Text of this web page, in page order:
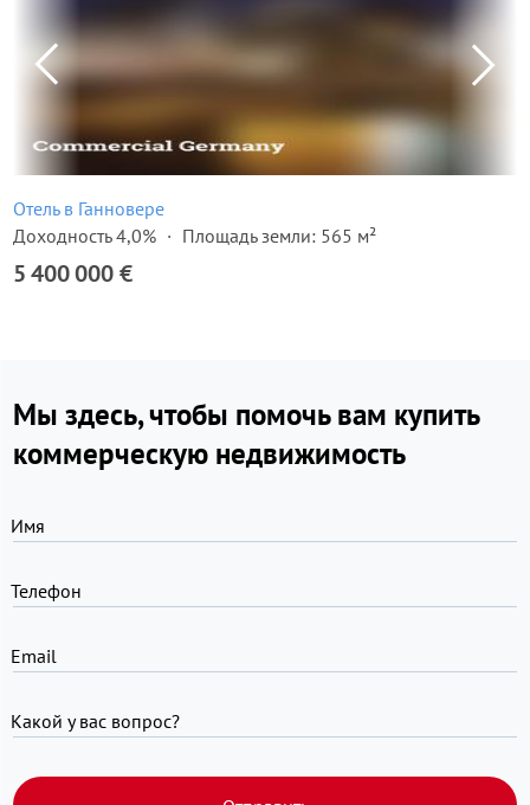
Отель в Ганновере
Доходность 4,0%
Площадь земли: 565 м²
5 400 000 €
Мы здесь, чтобы помочь вам купить
коммерческую недвижимость
Имя
Телефон
Email
Какой у вас вопрос?